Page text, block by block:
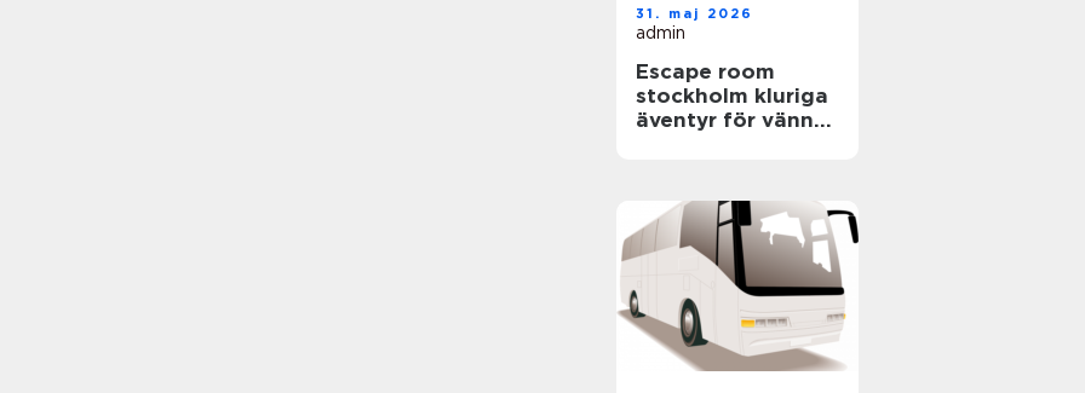
31. maj 2026
admin
Escape room
stockholm kluriga
äventyr för vänner,